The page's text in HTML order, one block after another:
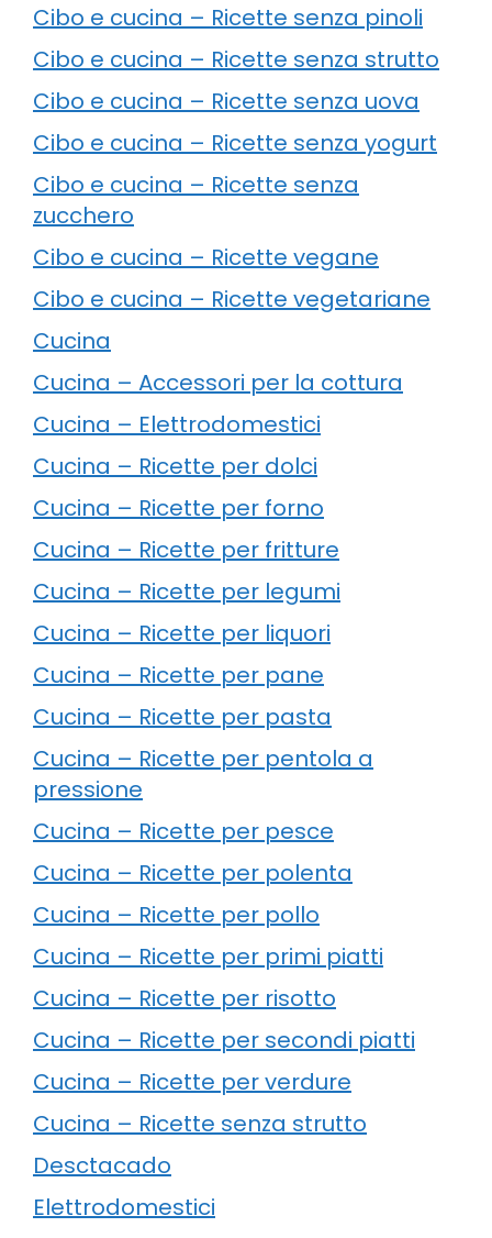
Cibo e cucina – Ricette senza pinoli
Cibo e cucina – Ricette senza strutto
Cibo e cucina – Ricette senza uova
Cibo e cucina – Ricette senza yogurt
Cibo e cucina – Ricette senza
zucchero
Cibo e cucina – Ricette vegane
Cibo e cucina – Ricette vegetariane
Cucina
Cucina – Accessori per la cottura
Cucina – Elettrodomestici
Cucina – Ricette per dolci
Cucina – Ricette per forno
Cucina – Ricette per fritture
Cucina – Ricette per legumi
Cucina – Ricette per liquori
Cucina – Ricette per pane
Cucina – Ricette per pasta
Cucina – Ricette per pentola a
pressione
Cucina – Ricette per pesce
Cucina – Ricette per polenta
Cucina – Ricette per pollo
Cucina – Ricette per primi piatti
Cucina – Ricette per risotto
Cucina – Ricette per secondi piatti
Cucina – Ricette per verdure
Cucina – Ricette senza strutto
Desctacado
Elettrodomestici